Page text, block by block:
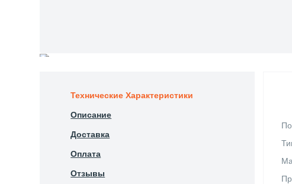
Технические Характеристики
Описание
Доставка
Оплата
Отзывы